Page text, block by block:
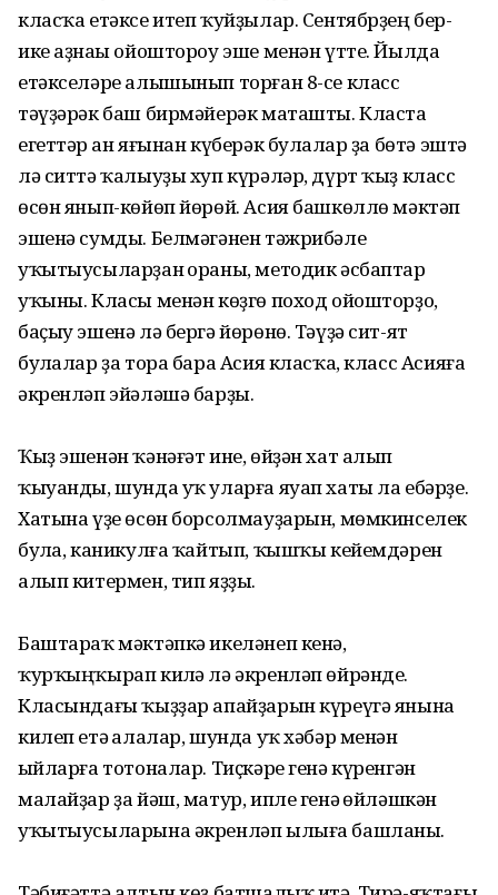
класҡа етәксе итеп ҡуйҙылар. Сентябрҙең бер-
ике аҙнаһы ойоштороу эше менән үтте. Йылда
етәкселәре алышынып торған 8-се класс
тәүҙәрәк баш бирмәйерәк маташты. Класта
егеттәр һан яғынан күберәк булһалар ҙа бөтә эштә
лә ситтә ҡалыуҙы хуп күрәләр, дүрт ҡыҙ класс
өсөн янып-көйөп йөрөй. Асия башкөллө мәктәп
эшенә сумды. Белмәгәнен тәжрибәле
уҡытыусыларҙан һораны, методик әсбаптар
уҡыны. Класы менән көҙгө поход ойошторҙо,
баҫыу эшенә лә бергә йөрөнө. Тәүҙә сит-ят
булһалар ҙа тора бара Асия класҡа, класс Асияға
әкренләп эйәләшә барҙы.
Ҡыҙ эшенән ҡәнәғәт ине, өйҙән хат алып
ҡыуанды, шунда уҡ уларға яуап хаты ла ебәрҙе.
Хатына үҙе өсөн борсолмауҙарын, мөмкинселек
булһа, каникулға ҡайтып, ҡышҡы кейемдәрен
алып китермен, тип яҙҙы.
Баштараҡ мәктәпкә икеләнеп кенә,
ҡурҡыңҡырап килһә лә әкренләп өйрәнде.
Класындағы ҡыҙҙар апайҙарын күреүгә янына
килеп етә һалалар, шунда уҡ хәбәр менән
һыйларға тотоналар. Тиҫкәре генә күренгән
малайҙар ҙа йәш, матур, ипле генә һөйләшкән
уҡытыусыларына әкренләп ылыға башланы.